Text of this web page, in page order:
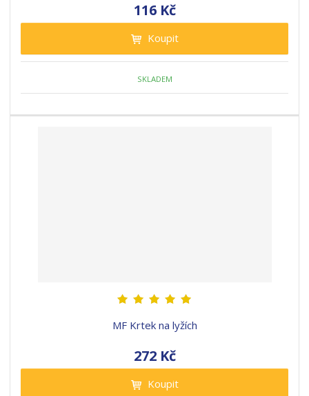
116 Kč
Koupit
SKLADEM
MF Krtek na lyžích
272 Kč
Koupit